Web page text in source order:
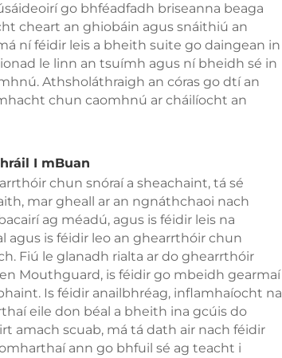
go bhféadfadh briseanna beaga
cheart an ghiobáin agus snáithiú an
ní féidir leis a bheith suite go daingean in
le linn an tsuímh agus ní bheidh sé in
Athsholáthraigh an córas go dtí an
chun caomhnú ar cháilíocht an
I mBuan
chun snóraí a sheachaint, tá sé
mar gheall ar an ngnáthchaoi nach
ag méadú, agus is féidir leis na
agus is féidir leo an ghearrthóir chun
Fiú le glanadh rialta ar do ghearrthóir
Mouthguard, is féidir go mbeidh gearmaí
Is féidir anailbhréag, inflamhaíocht na
eile don béal a bheith ina gcúis do
amach scuab, má tá dath air nach féidir
ann go bhfuil sé ag teacht i